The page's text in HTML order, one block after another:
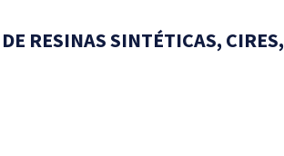
RESINAS SINTÉTICAS, CIRES,